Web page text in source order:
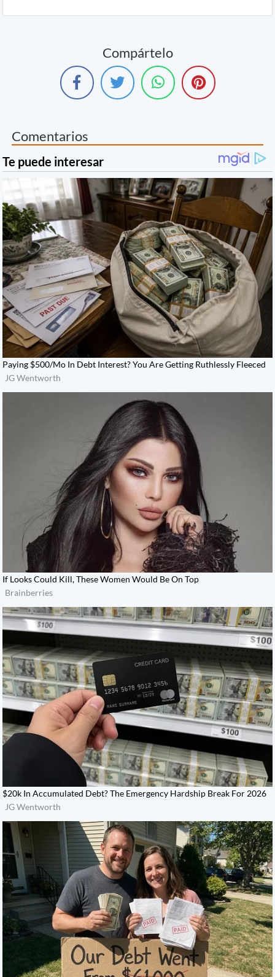
Compártelo
Comentarios